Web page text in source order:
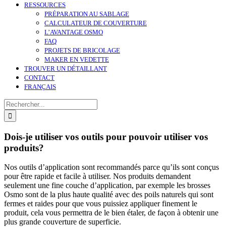
RESSOURCES
PRÉPARATION AU SABLAGE
CALCULATEUR DE COUVERTURE
L’AVANTAGE OSMO
FAQ
PROJETS DE BRICOLAGE
MAKER EN VEDETTE
TROUVER UN DÉTAILLANT
CONTACT
FRANÇAIS
Search
for:
Dois-je utiliser vos outils pour pouvoir utiliser vos
produits?
Nos outils d’application sont recommandés parce qu’ils sont conçus
pour être rapide et facile à utiliser. Nos produits demandent
seulement une fine couche d’application, par exemple les brosses
Osmo sont de la plus haute qualité avec des poils naturels qui sont
fermes et raides pour que vous puissiez appliquer finement le
produit, cela vous permettra de le bien étaler, de façon à obtenir une
plus grande couverture de superficie.